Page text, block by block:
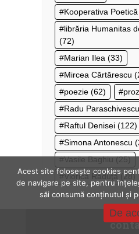
Kooperativa Poetică
librăria Humanitas
(72)
Marian Ilea (33)
Mircea Cărtărescu
poezie (62)
Radu Paraschivescu
Raftul Denisei (122)
Simona Antonescu
Vasile Baghiu(25)
Viorica Răduţă(28)
Acest site folosește cookies
de navigare pe site, pentru
săi consumă conținutul și
De